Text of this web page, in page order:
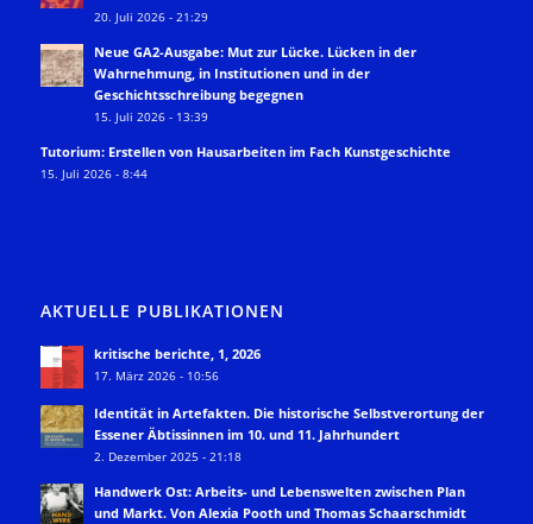
20. Juli 2026 - 21:29
Neue GA2-Ausgabe: Mut zur Lücke. Lücken in der
Wahrnehmung, in Institutionen und in der
Geschichtsschreibung begegnen
15. Juli 2026 - 13:39
Tutorium: Erstellen von Hausarbeiten im Fach Kunstgeschichte
15. Juli 2026 - 8:44
AKTUELLE PUBLIKATIONEN
kritische berichte, 1, 2026
17. März 2026 - 10:56
Identität in Artefakten. Die historische Selbstverortung der
Essener Äbtissinnen im 10. und 11. Jahrhundert
2. Dezember 2025 - 21:18
Handwerk Ost: Arbeits- und Lebenswelten zwischen Plan
und Markt. Von Alexia Pooth und Thomas Schaarschmidt